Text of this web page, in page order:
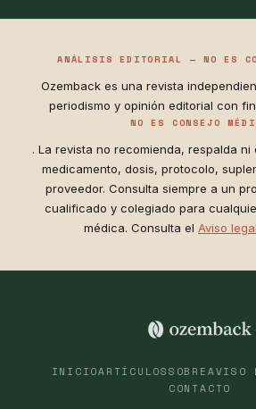
ANÁLISIS EDITORIAL — NO ES
Ozemback es una revista
periodismo y opinión editorial con
NO ES CONSEJO
. La revista no recomienda, respalda
medicamento, dosis, protocolo,
proveedor. Consulta siempre a un
cualificado y colegiado para
médica. Consulta el Aviso legal
INICIOARTÍCULOSSOBREAVISO
CONTACTO